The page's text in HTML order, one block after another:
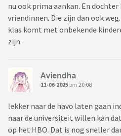
nu ook prima aankan. En
vriendinnen. Die zijn dan ook
klas komt met onbekende
zijn.
Aviendha
11-06-2025 om 20:08
lekker naar de havo laten gaan
naar de universiteit willen kan
op het HBO. Dat is nog sneller